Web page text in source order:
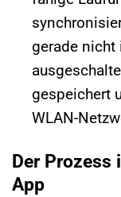
gerade nicht
gespeichert
WLAN-
Der Prozess
App